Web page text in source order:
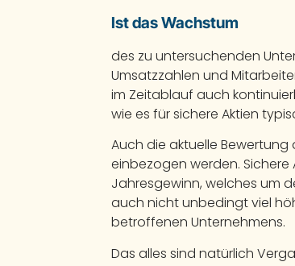
Ist das Wachstum
des zu untersuchenden
Umsatzzahlen und
im Zeitablauf auch
wie es für sichere Aktien
Auch die aktuelle Bewertung
einbezogen werden.
Jahresgewinn, welches um
auch nicht unbedingt viel
betroffenen Unternehmens.
Das alles sind natürlich